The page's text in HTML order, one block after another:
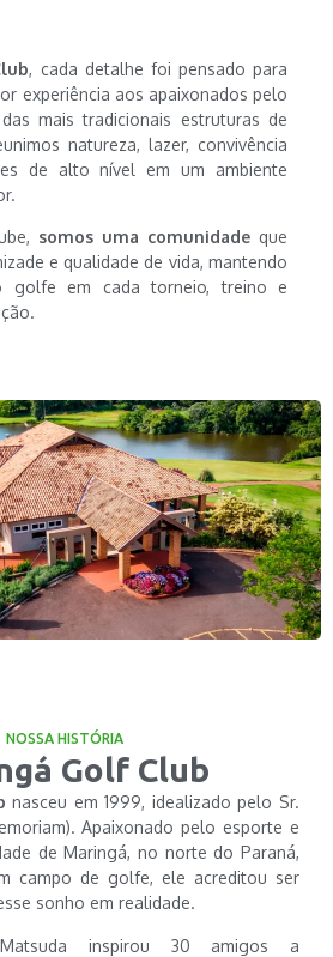
, cada detalhe foi pensado para
experiência aos apaixonados pelo
mais tradicionais estruturas de
natureza, lazer, convivência
de alto nível em um ambiente
somos uma comunidade que
e qualidade de vida, mantendo
golfe em cada torneio, treino e
NOSSA HISTÓRIA
Golf Club
nasceu em 1999, idealizado pelo Sr.
Apaixonado pelo esporte e
de Maringá, no norte do Paraná,
campo de golfe, ele acreditou ser
sonho em realidade.
inspirou 30 amigos a